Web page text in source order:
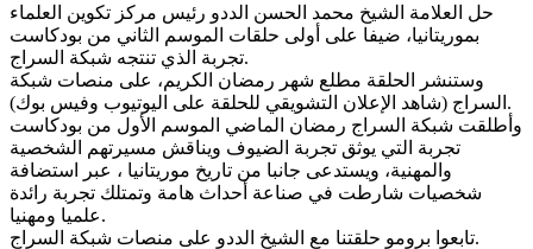
حل العلامة الشيخ محمد الحسن الددو رئيس مركز تكوين العلماء
بموريتانيا، ضيفا على أولى حلقات الموسم الثاني من بودكاست
تجربة الذي تنتجه شبكة السراج.
وستنشر الحلقة مطلع شهر رمضان الكريم، على منصات شبكة
السراج (شاهد الإعلان التشويقي للحلقة على اليوتيوب وفيس بوك).
وأطلقت شبكة السراج رمضان الماضي الموسم الأول من بودكاست
تجربة التي يوثق تجربة الضيوف ويناقش مسيرتهم الشخصية
والمهنية، ويستدعى جانبا من تاريخ موريتانيا ، عبر استضافة
شخصيات شارطت في صناعة أحداث هامة وتمتلك تجربة رائدة
علميا ومهنيا.
تابعوا برومو حلقتنا مع الشيخ الددو على منصات شبكة السراج.